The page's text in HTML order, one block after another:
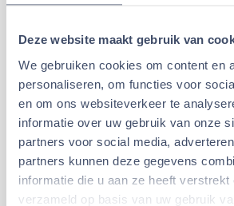
Deze website maakt gebruik van
We gebruiken cookies om content en
personaliseren, om functies voor
en om ons websiteverkeer te
informatie over uw gebruik van onze
partners voor social media,
partners kunnen deze gegevens
informatie die u aan ze heeft verstrekt
verzameld op basis van uw gebruik
Let daarbij ook op de verschillende
Wissel bijvoorbeeld per seizoen of zelfs
kruiden af om de weerstand te
eetlust te stimuleren.
Let op!Geef niet te veel en bouw de
voorkomt dat de Gerbils er in 1x teveel
omdat ze het niet herkennen en de
lichaam nog niet goed kunnen
Let goed op de ontlasting van je dier.